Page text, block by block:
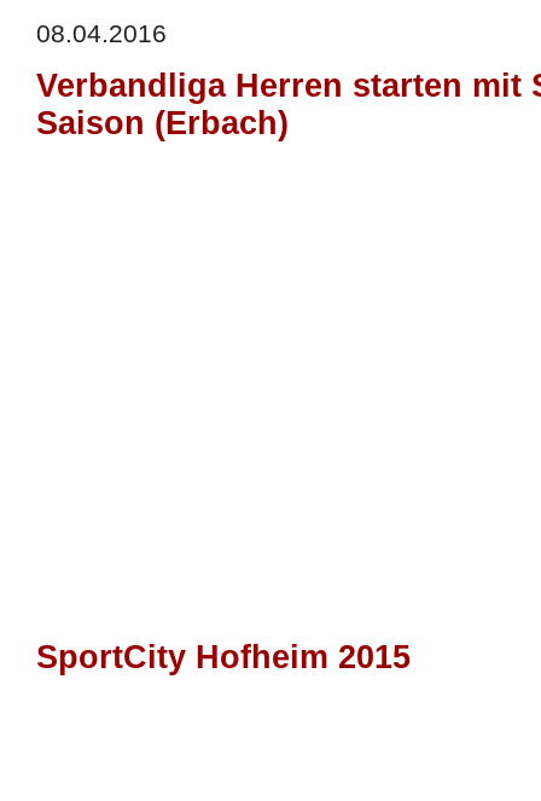
08.04.2016
Verbandliga Herren starten mit
Saison (Erbach)
SportCity Hofheim 2015